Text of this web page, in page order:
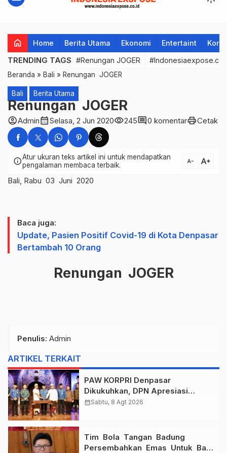
home Home Berita Utama Ekonomi Entertaint
TRENDING TAGS #Renungan JOGER
Beranda » Bali » Renungan JOGER
Bali Berita Utama
Renungan JOGER
account_circleAdmincalendar_monthSelasa, 2 Jun 2020visibility245comment0 komentarprintCetak
infoAtur ukuran teks artikel ini untuk mendapatkan
pengalaman membaca terbaik.
text_decrease text_increase
Bali, Rabu 03 Juni 2020
Baca juga:
Update, Pasien Positif Covid-19 di Kota Denpasar
Bertambah 10 Orang
Renungan JOGER
Penulis: Admin
ARTIKEL TERKAIT
PAW KORPRI Denpasar
Dikukuhkan, DPN Apresiasi
“Sembagi Arutala” untuk Lindungi
calendar_monthSabtu, 8 Agt 2026
Tim Bola Tangan Badung
Persembahkan Emas Untuk Bali